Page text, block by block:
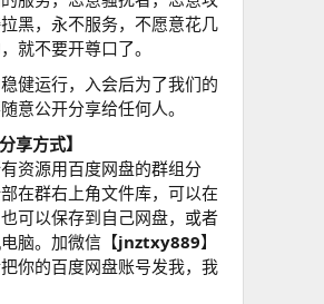
黑，永不服务，不愿意花几
就不要开尊口了。
健运行，入会后为了我们的
意公开分享给任何人。
享方式】
资源用百度网盘的群组分
在群右上角文件库，可以在
可以保存到自己网盘，或者
脑。加微信【jnztxy889】
你的百度网盘账号发我，我